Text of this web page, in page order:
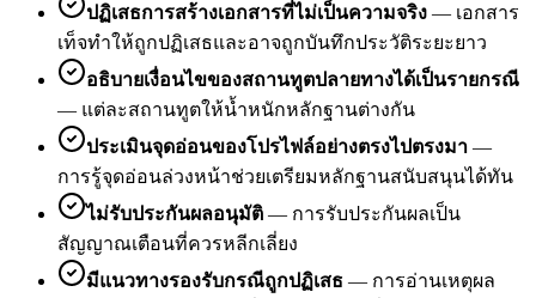
ปฏิเสธการสร้างเอกสารที่ไม่เป็นความจริง — เอกสาร
เท็จทำให้ถูกปฏิเสธและอาจถูกบันทึกประวัติระยะยาว
อธิบายเงื่อนไขของสถานทูตปลายทางได้เป็นรายกรณี
— แต่ละสถานทูตให้น้ำหนักหลักฐานต่างกัน
ประเมินจุดอ่อนของโปรไฟล์อย่างตรงไปตรงมา —
การรู้จุดอ่อนล่วงหน้าช่วยเตรียมหลักฐานสนับสนุนได้ทัน
ไม่รับประกันผลอนุมัติ — การรับประกันผลเป็น
สัญญาณเตือนที่ควรหลีกเลี่ยง
มีแนวทางรองรับกรณีถูกปฏิเสธ — การอ่านเหตุผล